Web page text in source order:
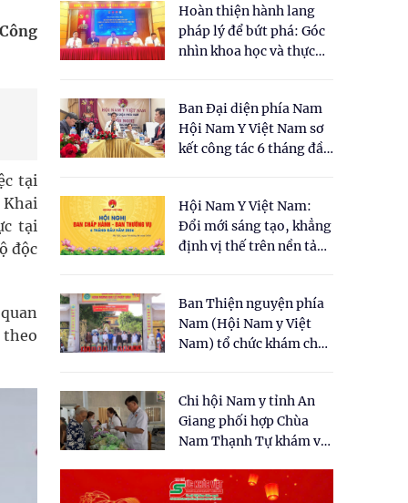
tại
Khai
tại
độc
theo
Hoàn thiện hành lang
pháp lý để bứt phá: Góc
nhìn khoa học và thực
cho Luật Y dược cổ
truyền Việt Nam"
Ban Đại diện phía Nam
Hội Nam Y Việt Nam sơ
kết công tác 6 tháng đầu
Hội Nam Y Việt Nam:
Đổi mới sáng tạo, khẳng
định vị thế trên nền tảng
Ban Thiện nguyện phía
Nam (Hội Nam y Việt
Nam) tổ chức khám chữa
dân tại xã Tân Tập
Chi hội Nam y tỉnh An
Giang phối hợp Chùa
Nam Thạnh Tự khám và
nhân dân